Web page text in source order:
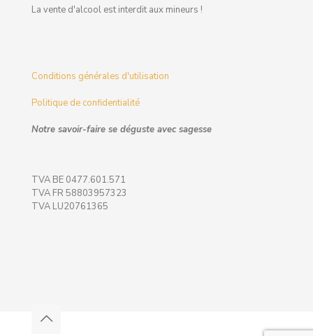
La vente d'alcool est interdit aux mineurs !
Conditions générales d'utilisation
Politique de confidentialité
Notre savoir-faire se déguste avec sagesse
TVA BE 0477.601.571
TVA FR 58803957323
TVA LU20761365